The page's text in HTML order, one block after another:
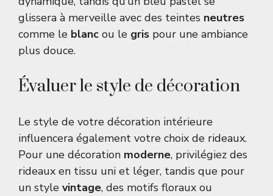
glissera à merveille avec des teintes neutres
comme le blanc ou le gris pour une ambiance
plus douce.
Évaluer le style de décoration
Le style de votre décoration intérieure
influencera également votre choix de rideaux.
Pour une décoration moderne, privilégiez des
rideaux en tissu uni et léger, tandis que pour
un style vintage, des motifs floraux ou